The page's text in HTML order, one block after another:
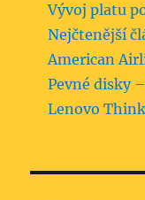
Vývoj platu
Nejčtenější
American
Pevné disky
Lenovo